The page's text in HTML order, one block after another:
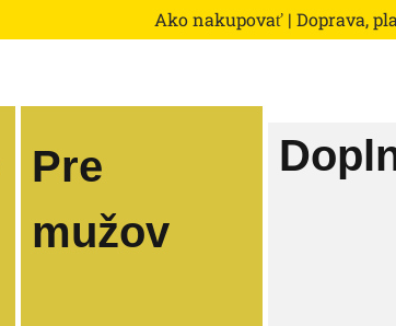
Ako nakupovať | Doprava,
Pre
mužov